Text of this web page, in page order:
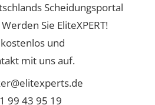
Scheidungsportal
Sie EliteXPERT!
und
mit uns auf.
99 43 95 19